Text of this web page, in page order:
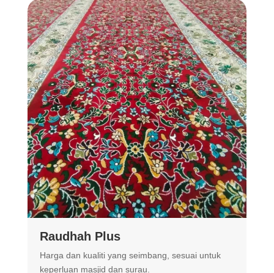
Raudhah Plus
Harga dan kualiti yang seimbang, sesuai untuk
keperluan masjid dan surau.